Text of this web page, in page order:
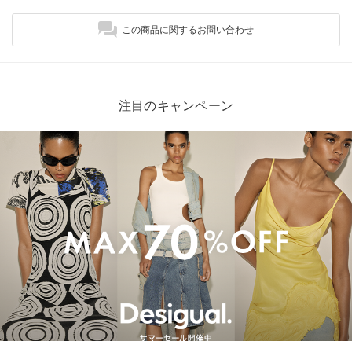
この商品に関するお問い合わせ
注目のキャンペーン